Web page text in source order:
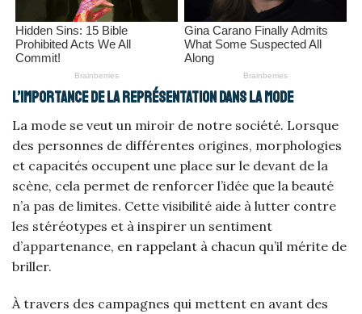
L’importance de la représentation dans la mode
La mode se veut un miroir de notre société. Lorsque
des personnes de différentes origines, morphologies
et capacités occupent une place sur le devant de la
scène, cela permet de renforcer l’idée que la beauté
n’a pas de limites. Cette visibilité aide à lutter contre
les stéréotypes et à inspirer un sentiment
d’appartenance, en rappelant à chacun qu’il mérite de
briller.
À travers des campagnes qui mettent en avant des